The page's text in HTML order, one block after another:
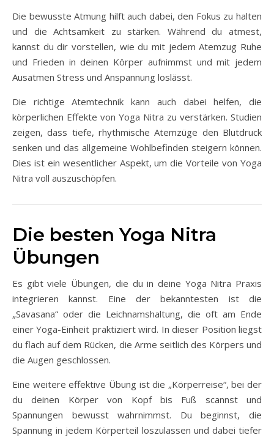
Die bewusste Atmung hilft auch dabei, den Fokus zu halten
und die Achtsamkeit zu stärken. Während du atmest,
kannst du dir vorstellen, wie du mit jedem Atemzug Ruhe
und Frieden in deinen Körper aufnimmst und mit jedem
Ausatmen Stress und Anspannung loslässt.
Die richtige Atemtechnik kann auch dabei helfen, die
körperlichen Effekte von Yoga Nitra zu verstärken. Studien
zeigen, dass tiefe, rhythmische Atemzüge den Blutdruck
senken und das allgemeine Wohlbefinden steigern können.
Dies ist ein wesentlicher Aspekt, um die Vorteile von Yoga
Nitra voll auszuschöpfen.
Die besten Yoga Nitra
Übungen
Es gibt viele Übungen, die du in deine Yoga Nitra Praxis
integrieren kannst. Eine der bekanntesten ist die
„Savasana“ oder die Leichnamshaltung, die oft am Ende
einer Yoga-Einheit praktiziert wird. In dieser Position liegst
du flach auf dem Rücken, die Arme seitlich des Körpers und
die Augen geschlossen.
Eine weitere effektive Übung ist die „Körperreise“, bei der
du deinen Körper von Kopf bis Fuß scannst und
Spannungen bewusst wahrnimmst. Du beginnst, die
Spannung in jedem Körperteil loszulassen und dabei tiefer